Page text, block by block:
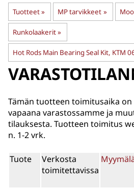
Tuotteet‪» MP tarvikkeet ‪»
Runkolaakerit‪»
Hot Rods Main Bearing Seal Kit, KTM
Tämän tuotteen toimitusaika on
vapaana varastossamme ja
tilauksesta. Tuotteen toimitus
n. 1-2 vrk.
Tuote
Verkosta
toimitettavissa